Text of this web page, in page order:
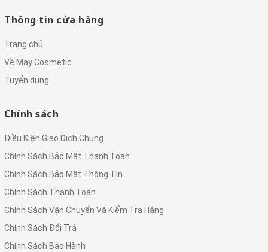
Thông tin cửa hàng
Trang chủ
Về May Cosmetic
Tuyển dụng
Chính sách
Điều Kiện Giao Dịch Chung
Chính Sách Bảo Mật Thanh Toán
Chính Sách Bảo Mật Thông Tin
Chính Sách Thanh Toán
Chính Sách Vận Chuyển Và Kiểm Tra Hàng
Chính Sách Đổi Trả
Chính Sách Bảo Hành